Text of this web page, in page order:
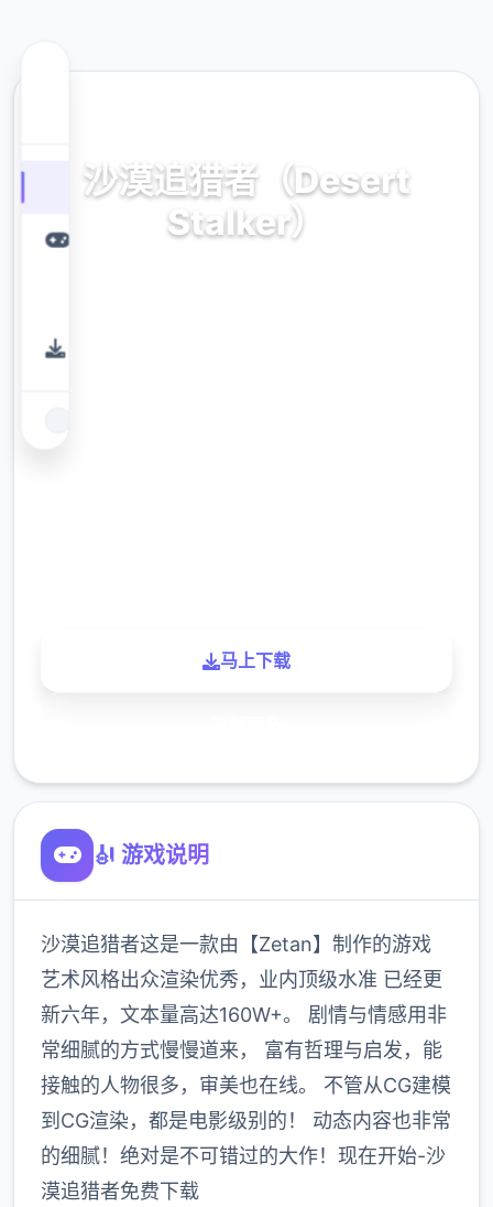
沙漠追猎者（Desert
Stalker）
马上下载
🎻 游戏说明
沙漠追猎者这是一款由【Zetan】制作的游戏
艺术风格出众渲染优秀，业内顶级水准 已经更
新六年，文本量高达160W+。 剧情与情感用非
常细腻的方式慢慢道来， 富有哲理与启发，能
接触的人物很多，审美也在线。 不管从CG建模
到CG渲染，都是电影级别的！ 动态内容也非常
的细腻！绝对是不可错过的大作！现在开始-沙
漠追猎者免费下载